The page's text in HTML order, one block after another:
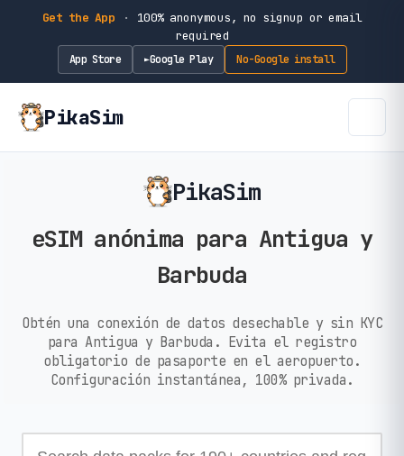
Get the App ·
100% anonymous, no signup or email
required
App Store ►Google Play No-Google install
PikaSim
PikaSim
eSIM anónima para Antigua y
Barbuda
Obtén una conexión de datos desechable y sin KYC
para Antigua y Barbuda. Evita el registro
obligatorio de pasaporte en el aeropuerto.
Configuración instantánea, 100% privada.